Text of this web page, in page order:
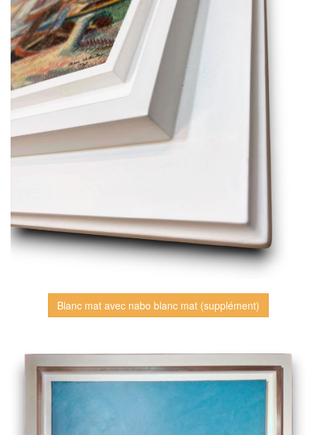
Blanc mat avec nabo blanc mat (supplément)